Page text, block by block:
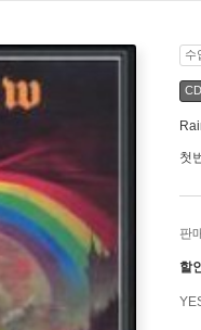
수
CD
첫
판
할